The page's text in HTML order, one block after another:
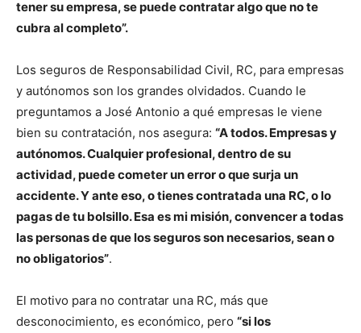
tener su empresa, se puede contratar algo que no te
cubra al completo”.
Los seguros de Responsabilidad Civil, RC, para empresas
y autónomos son los grandes olvidados. Cuando le
preguntamos a José Antonio a qué empresas le viene
bien su contratación, nos asegura: “A todos. Empresas y
autónomos. Cualquier profesional, dentro de su
actividad, puede cometer un error o que surja un
accidente. Y ante eso, o tienes contratada una RC, o lo
pagas de tu bolsillo. Esa es mi misión, convencer a todas
las personas de que los seguros son necesarios, sean o
no obligatorios”.
El motivo para no contratar una RC, más que
desconocimiento, es económico, pero “si los